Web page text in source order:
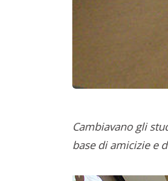
Cambiavano gli
base di amicizie e